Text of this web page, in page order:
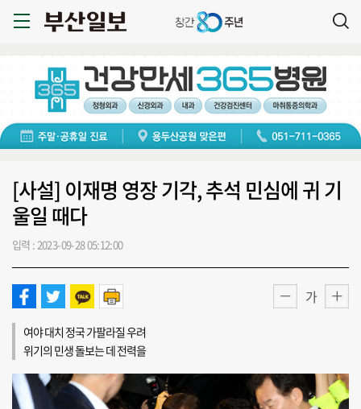
[사설] 이재명 영장 기각, 추석 민심에 귀 기
울일 때다
입력 : 2023-09-28 05:12:00
가
여야 대치 정국 가팔라질 우려
위기의 민생 돌보는 데 전력을